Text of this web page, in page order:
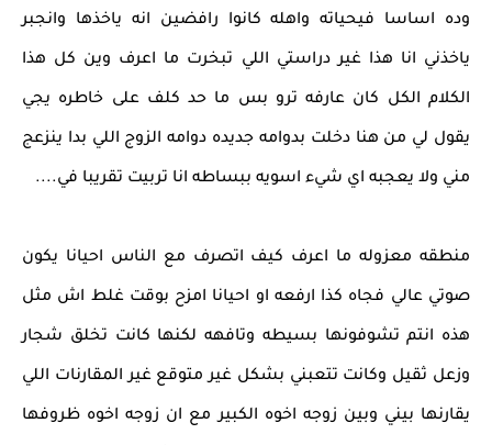
وده اساسا فيحياته واهله كانوا رافضين انه ياخذها وانجبر
ياخذني انا هذا غير دراستي اللي تبخرت ما اعرف وين كل هذا
الكلام الكل كان عارفه ترو بس ما حد كلف على خاطره يجي
يقول لي من هنا دخلت بدوامه جديده دوامه الزوج اللي بدا ينزعج
مني ولا يعجبه اي شيء اسويه ببساطه انا تربيت تقريبا في....
منطقه معزوله ما اعرف كيف اتصرف مع الناس احيانا يكون
صوتي عالي فجاه كذا ارفعه او احيانا امزح بوقت غلط اش مثل
هذه انتم تشوفونها بسيطه وتافهه لكنها كانت تخلق شجار
وزعل ثقيل وكانت تتعبني بشكل غير متوقع غير المقارنات اللي
يقارنها بيني وبين زوجه اخوه الكبير مع ان زوجه اخوه ظروفها